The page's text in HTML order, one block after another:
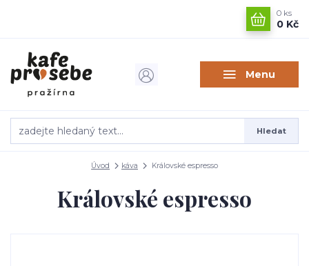
Menu
Hledat
0 ks
0 Kč
Úvod káva Královské espresso
Královské espresso